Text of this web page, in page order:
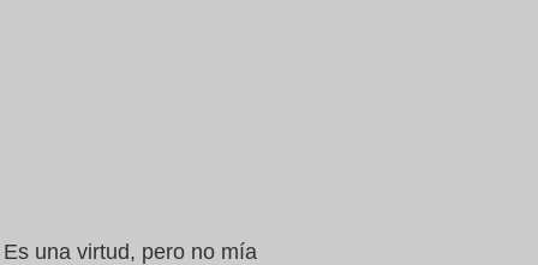
Es una virtud, pero no mía